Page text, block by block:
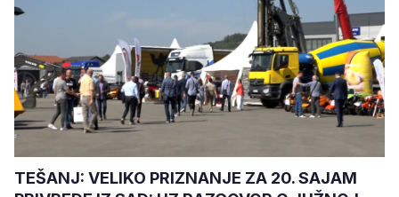
TEŠANJ: VELIKO PRIZNANJE ZA 20. SAJAM